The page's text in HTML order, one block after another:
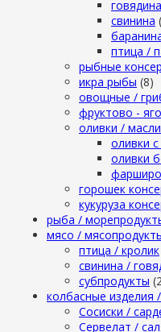
говядина
свинина
птица /
рыбные
икра рыбы (8)
овощные /
фруктово -
оливки /
оливки
оливки
горошек
кукуруза
рыба /
мясо /
птица / кролик
свинина /
субпродукты
колбасные изделия
Сосиски /
Сервелат /